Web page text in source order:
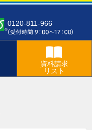
0120-811-966
資料請求
リスト